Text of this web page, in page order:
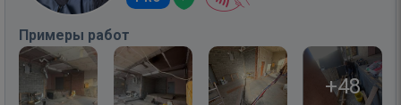
Примеры работ
+48